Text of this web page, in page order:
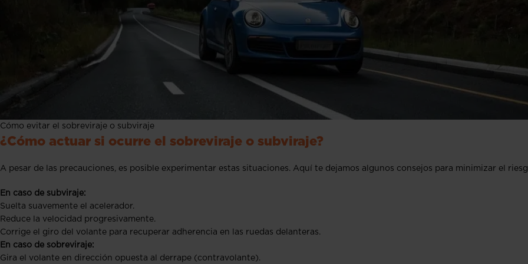
Cómo evitar el sobreviraje o subviraje
¿Cómo actuar si ocurre el sobreviraje o subviraje?
A pesar de las precauciones, es posible experimentar estas situaciones. Aquí te dejamos algunos consejos para minimizar el
En caso de subviraje:
Suelta suavemente el acelerador.
Reduce la velocidad progresivamente.
Corrige el giro del volante para recuperar adherencia en las ruedas delanteras.
En caso de sobreviraje:
Gira el volante en dirección opuesta al derrape (contravolante).